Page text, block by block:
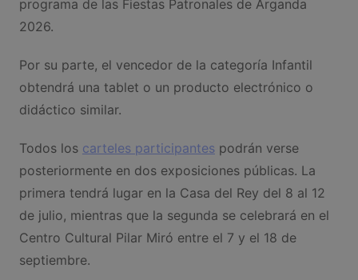
programa de las Fiestas Patronales de Arganda
2026.
Por su parte, el vencedor de la categoría Infantil
obtendrá una tablet o un producto electrónico o
didáctico similar.
Todos los carteles participantespodrán verse
posteriormente en dos exposiciones públicas. La
primera tendrá lugar en la Casa del Rey del 8 al 12
de julio, mientras que la segunda se celebrará en el
Centro Cultural Pilar Miró entre el 7 y el 18 de
septiembre.